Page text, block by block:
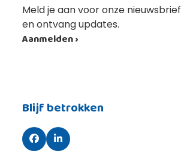
Meld je aan voor onze nieuwsbrief
en ontvang updates.
Aanmelden ›
Blijf betrokken
FacebookLinkedIn